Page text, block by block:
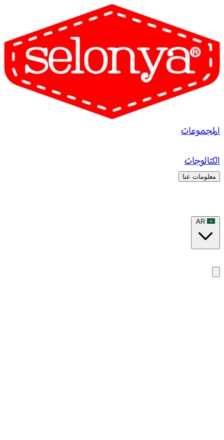
المجموعات
الكتالوجات
معلومات عنا